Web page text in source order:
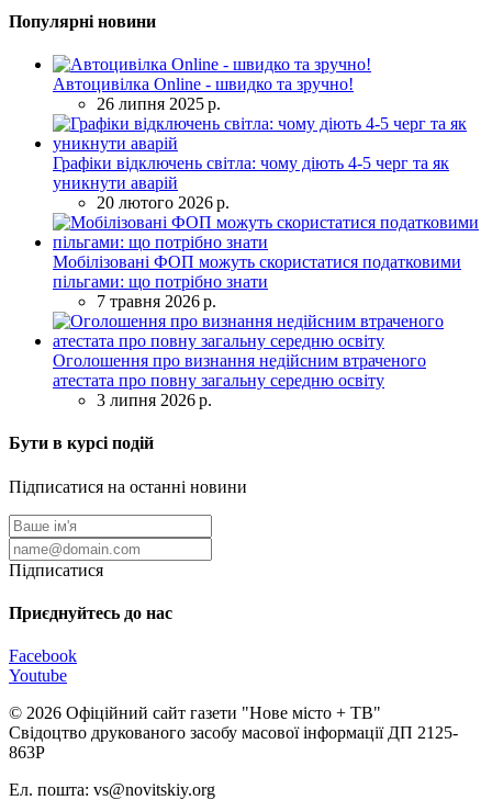
Популярні новини
Автоцивілка Online - швидко та зручно!
26 липня 2025 р.
Графіки відключень світла: чому діють 4-5 черг та як
уникнути аварій
20 лютого 2026 р.
Мобілізовані ФОП можуть скористатися податковими
пільгами: що потрібно знати
7 травня 2026 р.
Оголошення про визнання недійсним втраченого
атестата про повну загальну середню освіту
3 липня 2026 р.
Бути в курсі подій
Підписатися на останні новини
Підписатися
Приєднуйтесь до нас
Facebook
Youtube
© 2026 Офіційний сайт газети "Нове мiсто + ТВ"
Свідоцтво друкованого засобу масової інформації ДП 2125-
863Р
Ел. пошта: vs@novitskiy.org